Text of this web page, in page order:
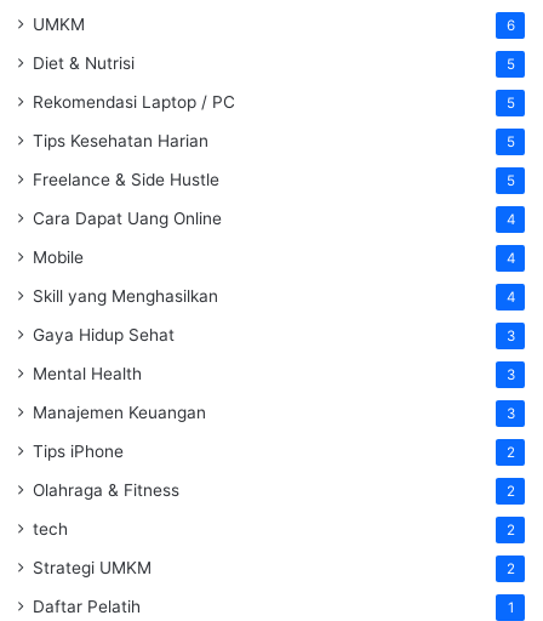
UMKM 6
Diet & Nutrisi 5
Rekomendasi Laptop / PC 5
Tips Kesehatan Harian 5
Freelance & Side Hustle 5
Cara Dapat Uang Online 4
Mobile 4
Skill yang Menghasilkan 4
Gaya Hidup Sehat 3
Mental Health 3
Manajemen Keuangan 3
Tips iPhone 2
Olahraga & Fitness 2
tech 2
Strategi UMKM 2
Daftar Pelatih 1